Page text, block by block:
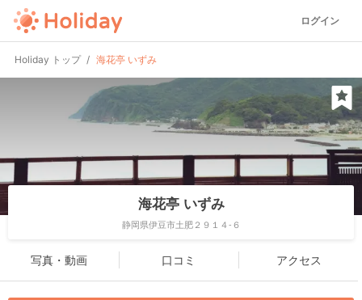
ログイン
Holiday トップ 海花亭 いずみ
海花亭 いずみ
静岡県伊豆市土肥２９１４-６
写真・動画 口コミ アクセス